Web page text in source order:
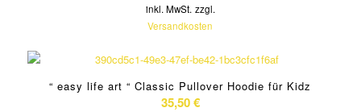
inkl. MwSt. zzgl.
Versandkosten
“ easy life art “ Classic Pullover Hoodie für Kidz
35,50€